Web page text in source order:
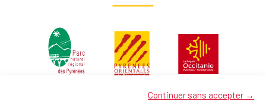
Continuer sans accepter →